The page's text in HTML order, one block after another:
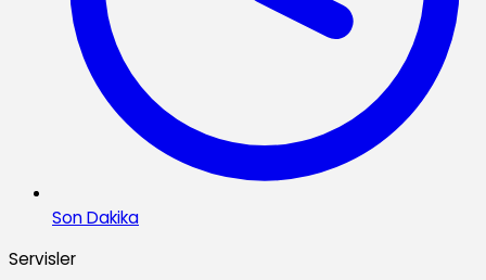
Son Dakika
Servisler